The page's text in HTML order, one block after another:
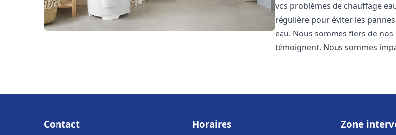
vos problèmes de chauffage
régulière pour éviter les
eau. Nous sommes fiers de
témoignent. Nous sommes
Contact Horaires Zone